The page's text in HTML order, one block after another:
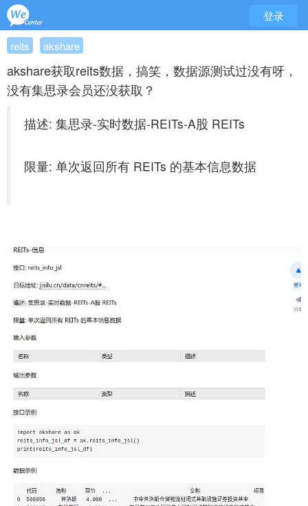
登录
reits akshare
akshare获取reits数据，搞笑，数据源测试过没有呀，
没有集思录会员还没获取？
描述: 集思录-实时数据-REITs-A股 REITs
限量: 单次返回所有 REITs 的基本信息数据